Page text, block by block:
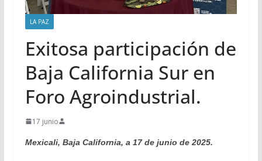
LA PAZ
Exitosa participación de
Baja California Sur en
Foro Agroindustrial.
17 junio
Mexicali, Baja California, a 17 de junio de 2025.